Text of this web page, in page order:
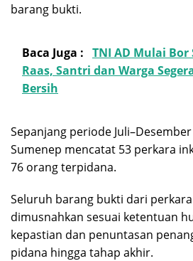
barang bukti.
Baca Juga : TNI AD Mulai
Raas, Santri dan Warga
Bersih
Sepanjang periode
Sumenep mencatat 53 perkara
76 orang terpidana.
Seluruh barang bukti dari
dimusnahkan sesuai ketentuan
kepastian dan penuntasan
pidana hingga tahap akhir.